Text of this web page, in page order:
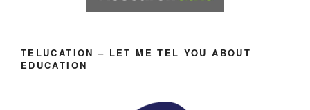
TELUCATION – LET ME TEL YOU ABOUT
EDUCATION